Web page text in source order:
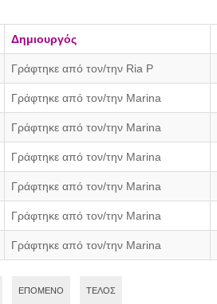
Δημιουργός
Γράφτηκε από τον/την Ria P
Γράφτηκε από τον/την Marina
Γράφτηκε από τον/την Marina
Γράφτηκε από τον/την Marina
Γράφτηκε από τον/την Marina
Γράφτηκε από τον/την Marina
Γράφτηκε από τον/την Marina
ΕΠΌΜΕΝΟ ΤΈΛΟΣ